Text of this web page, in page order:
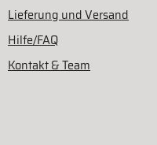
Lieferung und Versand
Hilfe/FAQ
Kontakt & Team